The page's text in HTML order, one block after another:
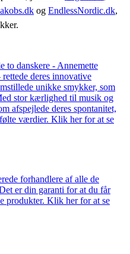
og EndlessNordic.dk,
to danskere - Annemette
deres innovative
unikke smykker, som
stor kærlighed til musik og
afspejlede deres spontanitet,
værdier. Klik her for at se
forhandlere af alle de
er din garanti for at du får
produkter. Klik her for at se